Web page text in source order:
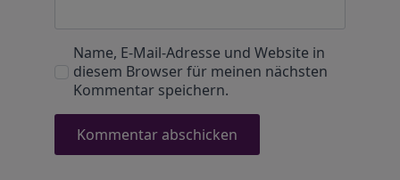
Name, E-Mail-Adresse und Website in
diesem Browser für meinen nächsten
Kommentar speichern.